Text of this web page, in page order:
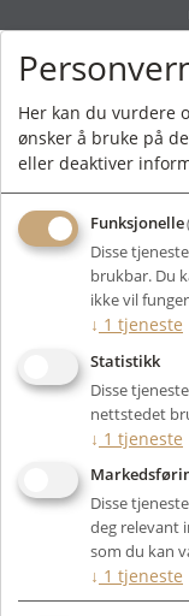
Forside / Produkter/
Her kan du vurdere
ønsker å bruke på
eller deaktiver
Funksjonelle
Disse
brukbar. Du
ikke vil
↓ 1 tjeneste
Statistikk
Disse
nettstedet
↓ 1 tjeneste
Disse
deg relevant
som du kan
↓ 1 tjeneste